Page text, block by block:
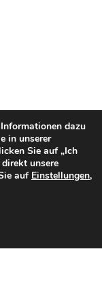
dazu
in unserer
Sie auf „Ich
unsere
auf Einstellungen,